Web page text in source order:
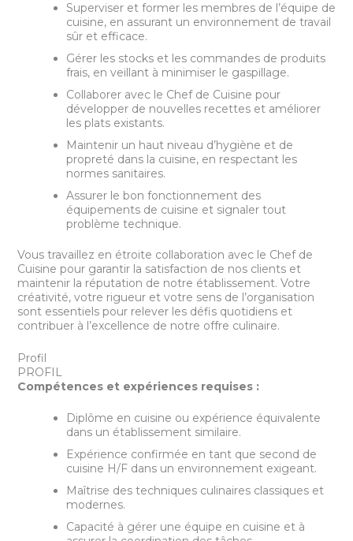
Superviser et former les membres de l’équipe de
cuisine, en assurant un environnement de travail
sûr et efficace.
Gérer les stocks et les commandes de produits
frais, en veillant à minimiser le gaspillage.
Collaborer avec le Chef de Cuisine pour
développer de nouvelles recettes et améliorer
les plats existants.
Maintenir un haut niveau d’hygiène et de
propreté dans la cuisine, en respectant les
normes sanitaires.
Assurer le bon fonctionnement des
équipements de cuisine et signaler tout
problème technique.
Vous travaillez en étroite collaboration avec le Chef de
Cuisine pour garantir la satisfaction de nos clients et
maintenir la réputation de notre établissement. Votre
créativité, votre rigueur et votre sens de l’organisation
sont essentiels pour relever les défis quotidiens et
contribuer à l’excellence de notre offre culinaire.
Profil
PROFIL
Compétences et expériences requises :
Diplôme en cuisine ou expérience équivalente
dans un établissement similaire.
Expérience confirmée en tant que second de
cuisine H/F dans un environnement exigeant.
Maîtrise des techniques culinaires classiques et
modernes.
Capacité à gérer une équipe en cuisine et à